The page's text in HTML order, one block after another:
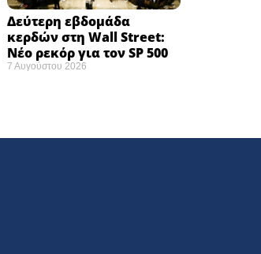
Δεύτερη εβδομάδα
κερδών στη Wall Street:
Νέο ρεκόρ για τον SP 500
7 Αυγούστου 2026